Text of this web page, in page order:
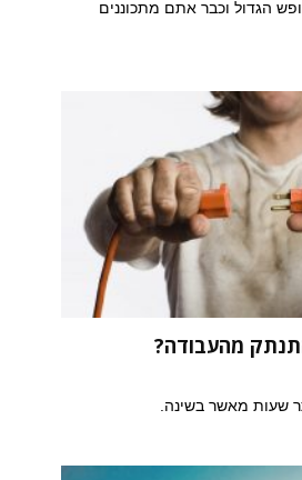
הגדול וכבר אתם מתכוננים
מהעבודה?
שעות מאשר בשינה.